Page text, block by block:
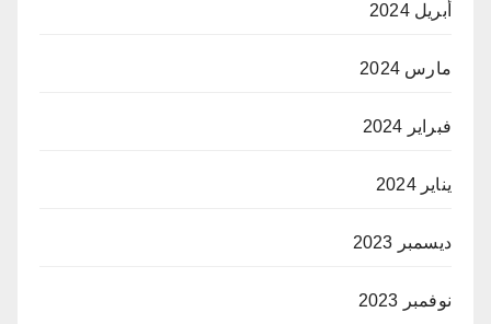
أبريل 2024
مارس 2024
فبراير 2024
يناير 2024
ديسمبر 2023
نوفمبر 2023